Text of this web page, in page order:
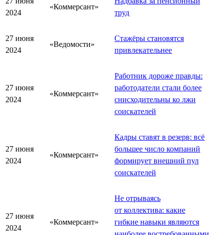
2024
«Коммерсант»
труд
27 июня
2024
«Ведомости»
Стажёры становятся
привлекательнее
27 июня
2024
«Коммерсант»
Работник дороже правды:
работодатели стали более
снисходительны ко лжи
соискателей
27 июня
2024
«Коммерсант»
Кадры ставят в резерв: всё
большее число компаний
формирует внешний пул
соискателей
27 июня
2024
«Коммерсант»
Не отрываясь
от коллектива: какие
гибкие навыки являются